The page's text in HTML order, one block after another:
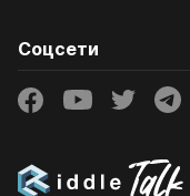
Соцсети